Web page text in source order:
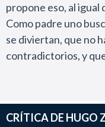
propone eso, al igual
Como padre uno
se diviertan, que no
contradictorios, y
un poco de robar
naturalmente. Ahora
CRÍTICA DE HUGO